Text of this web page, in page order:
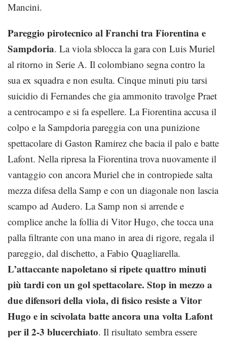
Mancini.
Pareggio pirotecnico al Franchi tra Fiorentina e
Sampdoria. La viola sblocca la gara con Luis Muriel
al ritorno in Serie A. Il colombiano segna contro la
sua ex squadra e non esulta. Cinque minuti piu tarsi
suicidio di Fernandes che gia ammonito travolge Praet
a centrocampo e si fa espellere. La Fiorentina accusa il
colpo e la Sampdoria pareggia con una punizione
spettacolare di Gaston Ramirez che bacia il palo e batte
Lafont. Nella ripresa la Fiorentina trova nuovamente il
vantaggio con ancora Muriel che in contropiede salta
mezza difesa della Samp e con un diagonale non lascia
scampo ad Audero. La Samp non si arrende e
complice anche la follia di Vitor Hugo, che tocca una
palla filtrante con una mano in area di rigore, regala il
pareggio, dal dischetto, a Fabio Quagliarella.
L’attaccante napoletano si ripete quattro minuti
più tardi con un gol spettacolare. Stop in mezzo a
due difensori della viola, di fisico resiste a Vitor
Hugo e in scivolata batte ancora una volta Lafont
per il 2-3 blucerchiato. Il risultato sembra essere